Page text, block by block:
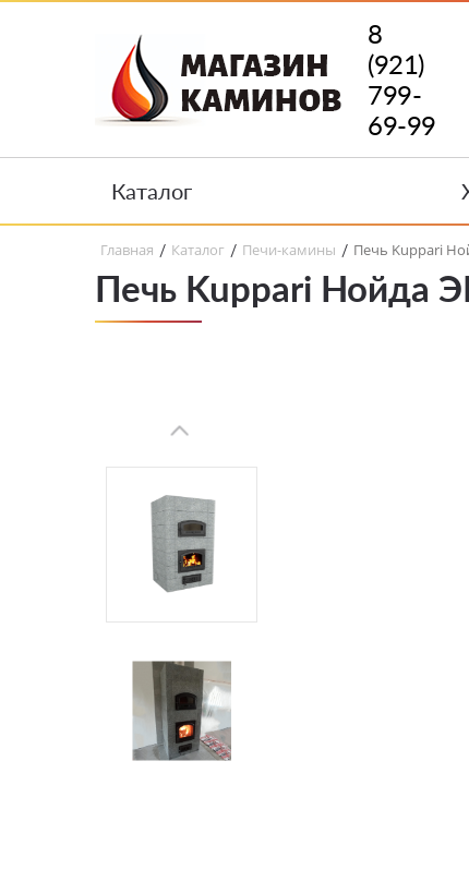
8
(921)
799-
69-99
Каталог
Главная / Каталог / Печи-камины / Печь Kuppari
Печь Kuppari Нойда